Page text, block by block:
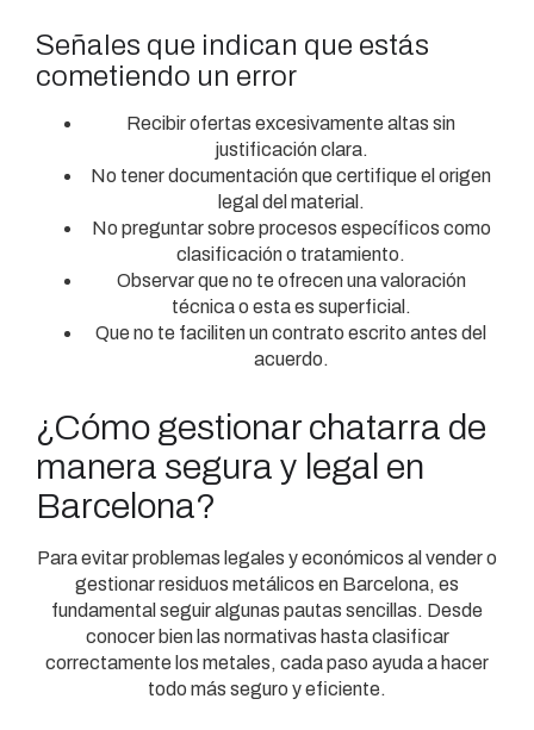
Señales que indican que estás
cometiendo un error
Recibir ofertas excesivamente altas sin
justificación clara.
No tener documentación que certifique el origen
legal del material.
No preguntar sobre procesos específicos como
clasificación o tratamiento.
Observar que no te ofrecen una valoración
técnica o esta es superficial.
Que no te faciliten un contrato escrito antes del
acuerdo.
¿Cómo gestionar chatarra de
manera segura y legal en
Barcelona?
Para evitar problemas legales y económicos al vender o
gestionar residuos metálicos en Barcelona, es
fundamental seguir algunas pautas sencillas. Desde
conocer bien las normativas hasta clasificar
correctamente los metales, cada paso ayuda a hacer
todo más seguro y eficiente.